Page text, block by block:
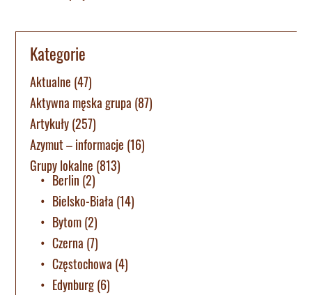
Kategorie
Aktualne (47)
Aktywna męska grupa (87)
Artykuły(257)
Azymut – informacje (16)
Grupy lokalne (813)
Berlin (2)
Bielsko-Biała (14)
Bytom(2)
Czerna (7)
Częstochowa (4)
Edynburg(6)